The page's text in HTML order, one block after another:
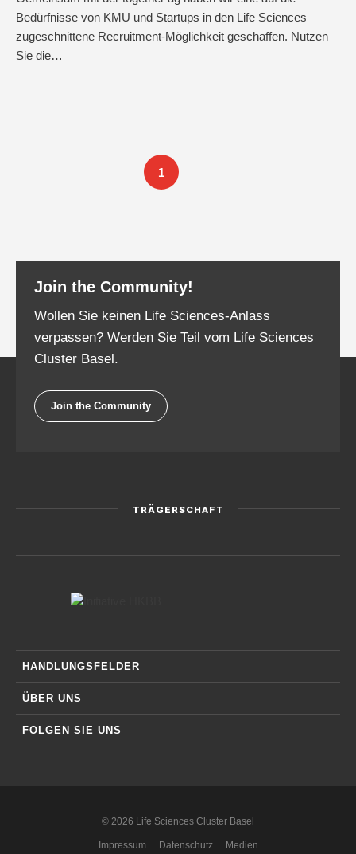
Bedürfnisse von KMU und Startups in den Life Sciences
zugeschnittene Recruitment-Möglichkeit geschaffen. Nutzen
Sie die…
1
Join the Community!
Wollen Sie keinen Life Sciences-Anlass
verpassen? Werden Sie Teil vom Life Sciences
Cluster Basel.
Join the Community
TRÄGERSCHAFT
HANDLUNGSFELDER
ÜBER UNS
FOLGEN SIE UNS
© 2026 Life Sciences Cluster Basel
Impressum Datenschutz Medien